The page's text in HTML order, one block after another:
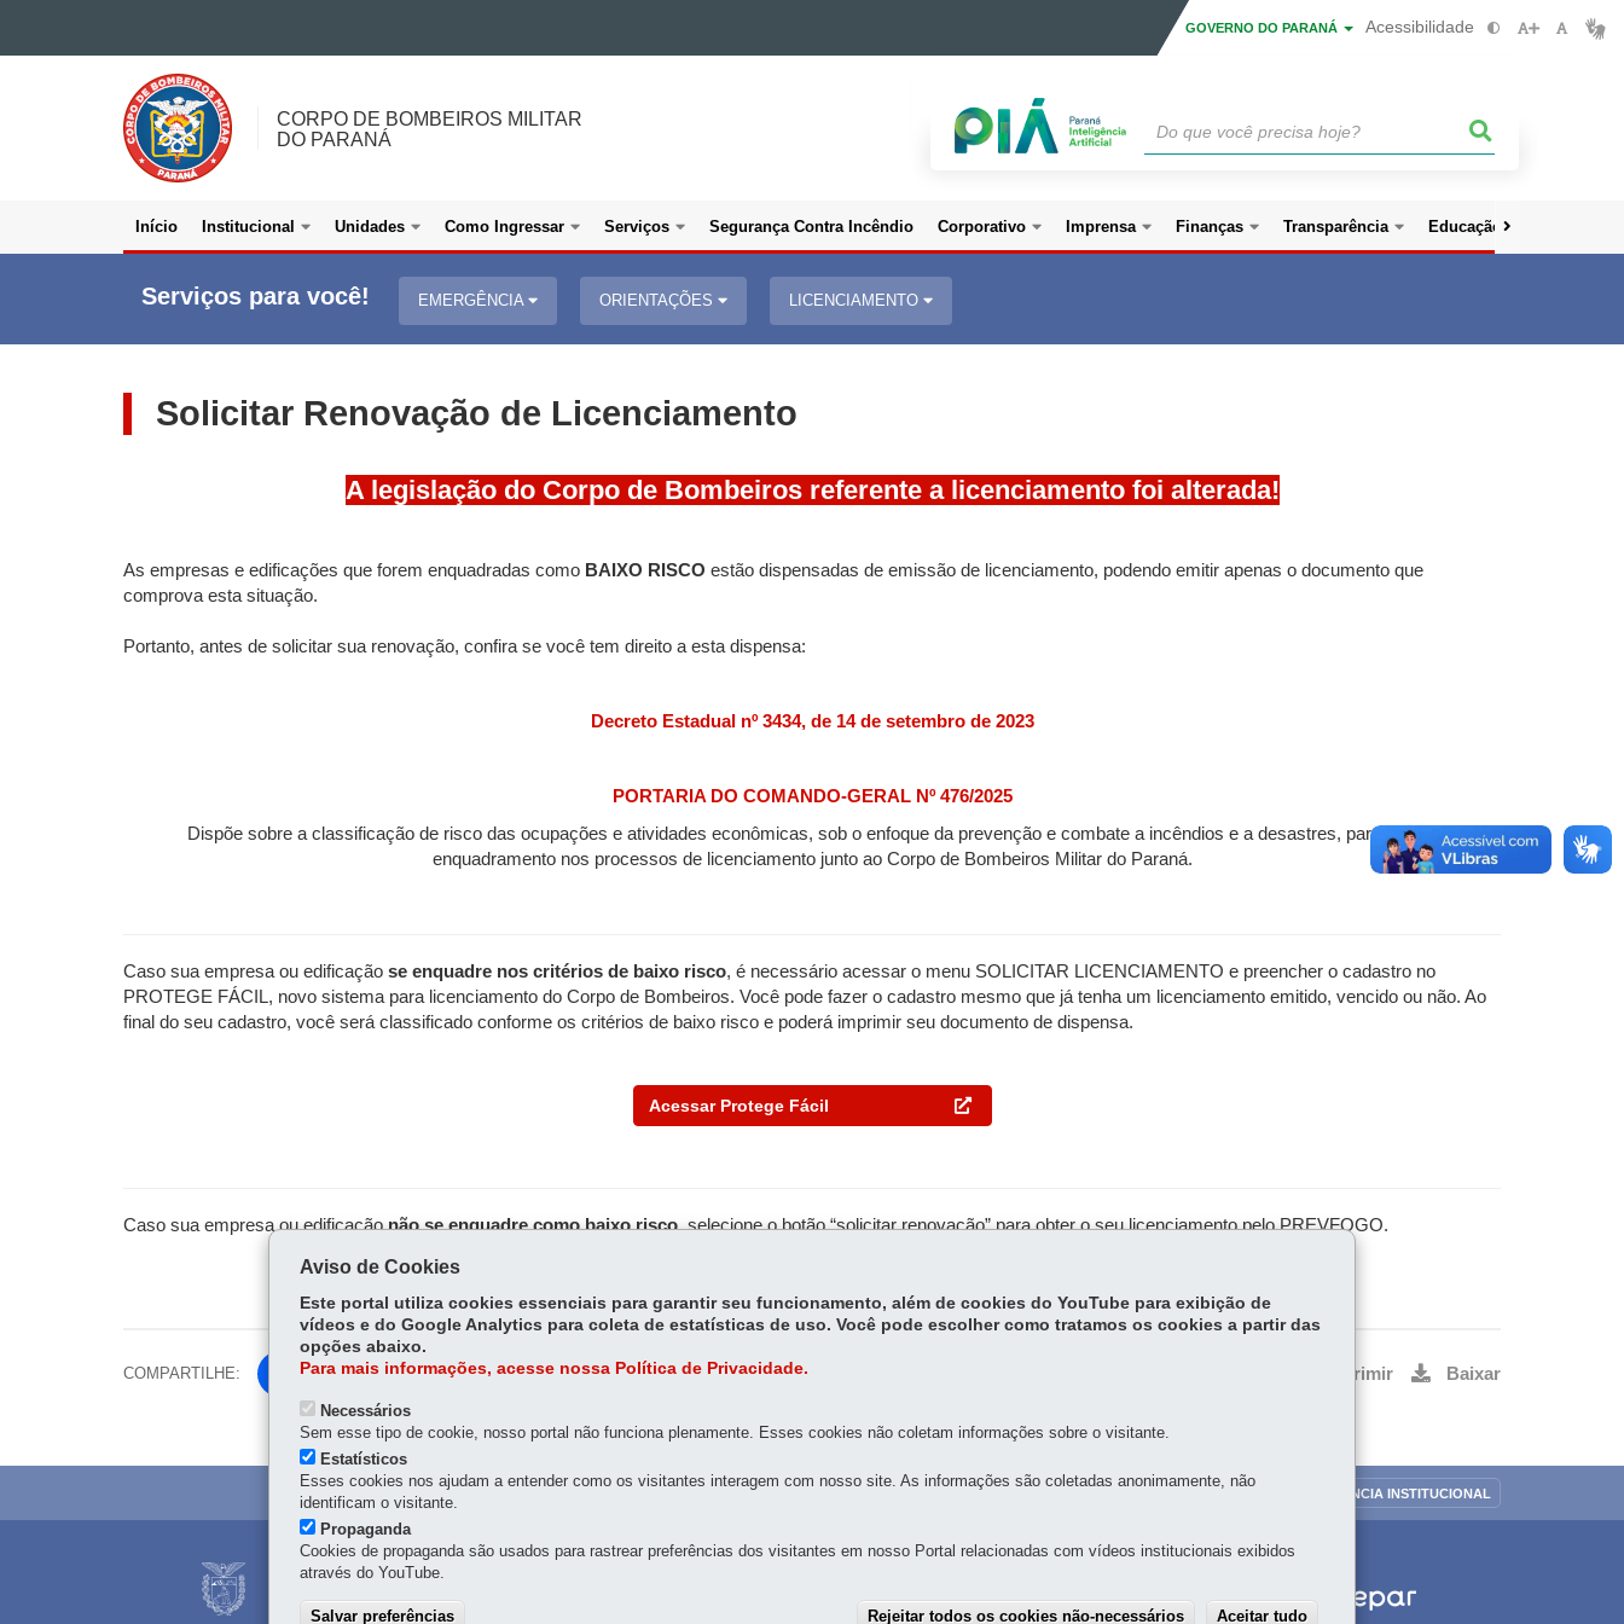
Ir para a navegação
Ir para a busca
Mapa do site
GOVERNO DO PARANÁ Acessibilidade
CORPO
DE
BOMBEIROS
MILITAR
PARANÁ
CORPO DE BOMBEIROS MILITAR
DO PARANÁ
Navegacao
Colunas
Início Institucional Unidades Como Ingressar Serviços Segurança Contra Incêndio Corporativo Imprensa Finanças Transparência Educação Preventiva
Serviços para você! EMERGÊNCIA ORIENTAÇÕES LICENCIAMENTO
Solicitar Renovação de Licenciamento
A legislação do Corpo de Bombeiros referente a licenciamento foi alterada!
As empresas e edificações que forem enquadradas como BAIXO RISCO estão dispensadas de emissão de licenciamento, podendo emitir apenas o documento que
comprova esta situação.
Portanto, antes de solicitar sua renovação, confira se você tem direito a esta dispensa:
Decreto Estadual nº 3434, de 14 de setembro de 2023
PORTARIA DO COMANDO-GERAL Nº 476/2025
Dispõe sobre a classificação de risco das ocupações e atividades econômicas, sob o enfoque da prevenção e combate a incêndios e a desastres, para fins de
enquadramento nos processos de licenciamento junto ao Corpo de Bombeiros Militar do Paraná.
Caso sua empresa ou edificação se enquadre nos critérios de baixo risco, é necessário acessar o menu SOLICITAR LICENCIAMENTO e preencher o cadastro no
PROTEGE FÁCIL, novo sistema para licenciamento do Corpo de Bombeiros. Você pode fazer o cadastro mesmo que já tenha um licenciamento emitido, vencido ou não. Ao
final do seu cadastro, você será classificado conforme os critérios de baixo risco e poderá imprimir seu documento de dispensa.
Acessar Protege Fácil
Caso sua empresa ou edificaçãonão se enquadre como baixo risco,selecione o botão “solicitar renovação” para obter o seu licenciamento pelo PREVFOGO.
COMPARTILHE:
Fa
ce
bo
ok
Tw
itt
er
Imprimir Baixar
MAPA DO SITE DENUNCIE CORRUPÇÃO TRANSPARÊNCIA INSTITUCIONAL
CORPO DE BOMBEIROS MILITAR DO PARANÁ
R. Nunes Machado, 100
Aviso de Cookies
Este portal utiliza cookies essenciais para garantir seu funcionamento, além de cookies do YouTube para exibição de
vídeos e do Google Analytics para coleta de estatísticas de uso. Você pode escolher como tratamos os cookies a partir das
opções abaixo.
Para mais informações, acesse nossa Política de Privacidade.
Necessários
Sem esse tipo de cookie, nosso portal não funciona plenamente. Esses cookies não coletam informações sobre o visitante.
Estatísticos
Esses cookies nos ajudam a entender como os visitantes interagem com nosso site. As informações são coletadas anonimamente, não
identificam o visitante.
Propaganda
Cookies de propaganda são usados para rastrear preferências dos visitantes em nosso Portal relacionadas com vídeos institucionais exibidos
através do YouTube.
Salvar preferências Rejeitar todos os cookies não-necessários Aceitar tudo Withdraw consent